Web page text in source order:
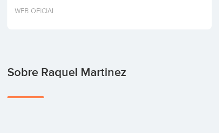
Invertir
WEB OFICIAL
Sobre Raquel Martinez